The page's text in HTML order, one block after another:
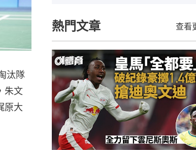
汰隊
朱文
原大
熱門文章 查看